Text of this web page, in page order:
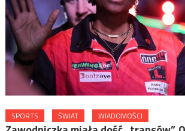
SPORTS ŚWIAT WIADOMOŚCI